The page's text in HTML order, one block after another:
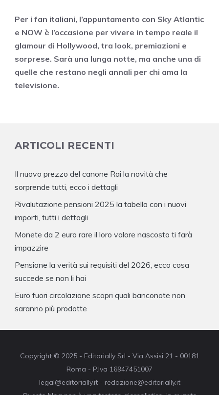
Per i fan italiani, l’appuntamento con Sky Atlantic
e NOW è l’occasione per vivere in tempo reale il
glamour di Hollywood, tra look, premiazioni e
sorprese. Sarà una lunga notte, ma anche una di
quelle che restano negli annali per chi ama la
televisione.
ARTICOLI RECENTI
Il nuovo prezzo del canone Rai la novità che
sorprende tutti, ecco i dettagli
Rivalutazione pensioni 2025 la tabella con i nuovi
importi, tutti i dettagli
Monete da 2 euro rare il loro valore nascosto ti farà
impazzire
Pensione la verità sui requisiti del 2026, ecco cosa
succede se non li hai
Euro fuori circolazione scopri quali banconote non
saranno più prodotte
Copyright © 2025 - Editorially Srl - Via Assisi 21 - 00181
Roma - P.Iva 16947451007
legal@editorially.it - redazione@editorially.it